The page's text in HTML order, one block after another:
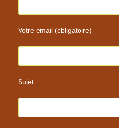
Votre email (obligatoire)
Sujet